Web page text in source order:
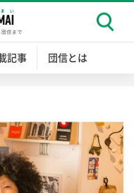
記事 団信とは